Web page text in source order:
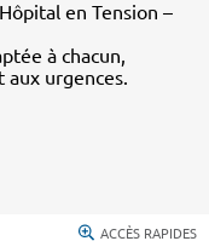
en Tension –
à chacun,
urgences.
ACCÈS RAPIDES